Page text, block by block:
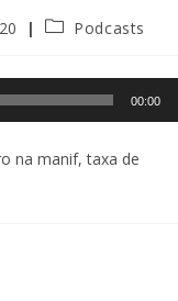
Podcasts
00:00
na manif, taxa de